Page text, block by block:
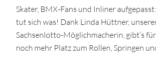
Skater, BMX-Fans und Inliner
tut sich was! Dank Linda Hüttner,
Sachsenlotto-Möglichmacherin, gibt’s
noch mehr Platz zum Rollen, Springen